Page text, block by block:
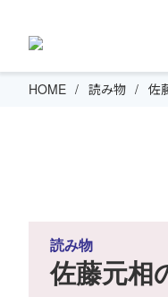
HOME 読み物 佐
読み物
佐藤元相